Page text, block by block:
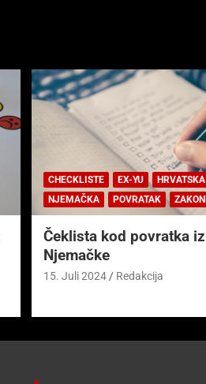
CHECKLISTE EX-YU
HRVATSKA
NJEMAČKA
POVRATAK ZAKONI
Čeklista kod povratka iz
Njemačke
15. Juli 2024 Redakcija